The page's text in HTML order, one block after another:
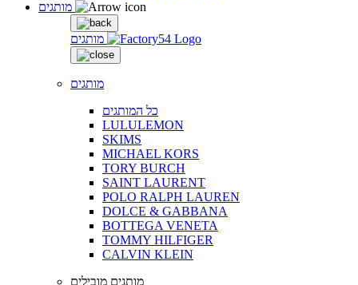
מותגים
מותגים
כל המותגים
LULULEMON
SKIMS
MICHAEL KORS
TORY BURCH
SAINT LAURENT
POLO RALPH LAUREN
DOLCE & GABBANA
BOTTEGA VENETA
TOMMY HILFIGER
CALVIN KLEIN
מותגים מובילים